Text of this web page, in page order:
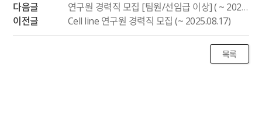
다음글
연구원 경력직 모집 [팀원/선임급 이상] ( ~ 2025.07.23)
이전글
Cell line 연구원 경력직 모집 (~ 2025.08.17)
목록